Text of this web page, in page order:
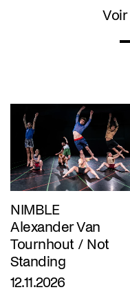
Voir
NIMBLE
Alexander Van
Tournhout / Not
Standing
12.11.2026